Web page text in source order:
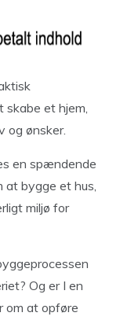
skabe et hjem,
og ønsker.
en spændende
at bygge et hus,
miljø for
Og er I en
om at opføre